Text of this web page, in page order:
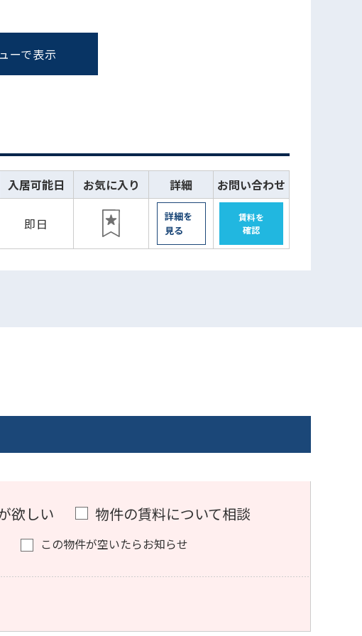
ーで表示
入居可能日 お気に入り 詳細 お問い合わせ
即日
詳細を
見る
賃料を
確認
欲しい
物件の賃料について相談
この物件が空いたらお知らせ